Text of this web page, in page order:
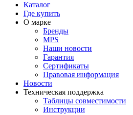
Каталог
Где купить
О марке
Бренды
MPS
Наши новости
Гарантия
Сертификаты
Правовая информация
Новости
Техническая поддержка
Таблицы совместимости
Инструкции